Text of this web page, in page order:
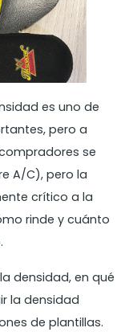
es uno de
pero a
se
A/C), pero la
crítico a la
rinde y cuánto
densidad, en qué
la densidad
de plantillas.